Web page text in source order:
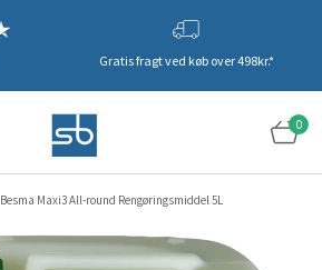
Gratis fragt ved køb over 498kr.*
0
Besma Maxi3 All-round Rengøringsmiddel 5L